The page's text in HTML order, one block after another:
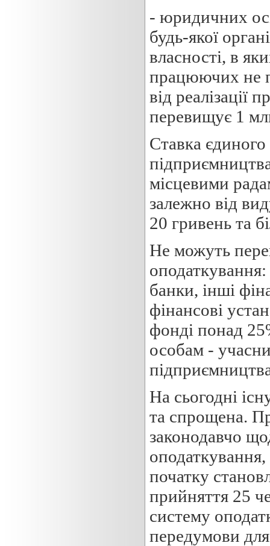
- юридичних
будь-якої
власності, в
працюючих не
від реалізації
перевищує 1
Ставка єдиного
місцевими
залежно від
20 гривень та
Не можуть
оподаткування:
банки, інші
фінансові
фонді понад
особам -
На сьогодні
та спрощена.
законодавчо
початку
прийняття 25
систему
передумови